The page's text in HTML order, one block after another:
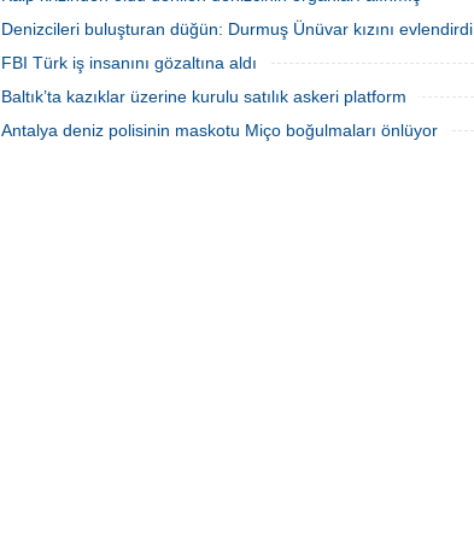
Denizcileri buluşturan düğün: Durmuş Ünüvar kızını evlendirdi
FBI Türk iş insanını gözaltına aldı
Baltık’ta kazıklar üzerine kurulu satılık askeri platform
Antalya deniz polisinin maskotu Miço boğulmaları önlüyor